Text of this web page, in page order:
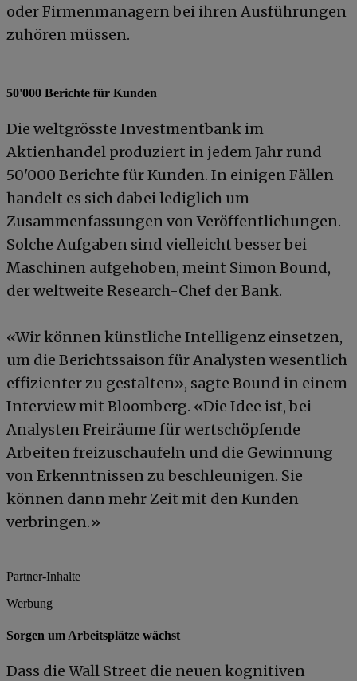
oder Firmenmanagern bei ihren Ausführungen
zuhören müssen.
50'000 Berichte für Kunden
Die weltgrösste Investmentbank im
Aktienhandel produziert in jedem Jahr rund
50'000 Berichte für Kunden. In einigen Fällen
handelt es sich dabei lediglich um
Zusammenfassungen von Veröffentlichungen.
Solche Aufgaben sind vielleicht besser bei
Maschinen aufgehoben, meint Simon Bound,
der weltweite Research-Chef der Bank.
«Wir können künstliche Intelligenz einsetzen,
um die Berichtssaison für Analysten wesentlich
effizienter zu gestalten», sagte Bound in einem
Interview mit Bloomberg. «Die Idee ist, bei
Analysten Freiräume für wertschöpfende
Arbeiten freizuschaufeln und die Gewinnung
von Erkenntnissen zu beschleunigen. Sie
können dann mehr Zeit mit den Kunden
verbringen.»
Partner-Inhalte
Werbung
Sorgen um Arbeitsplätze wächst
Dass die Wall Street die neuen kognitiven